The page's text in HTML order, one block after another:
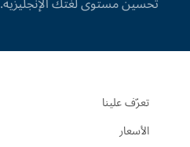
تعرّف علينا
الأسعار